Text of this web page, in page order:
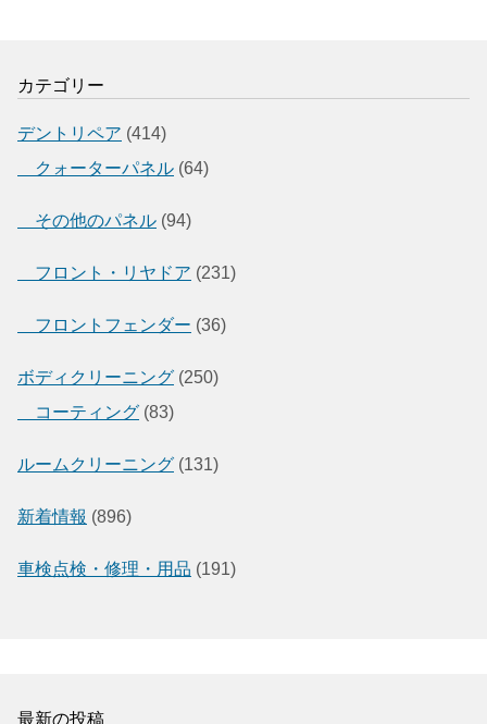
カテゴリー
デントリペア (414)
クォーターパネル (64)
その他のパネル (94)
フロント・リヤドア (231)
フロントフェンダー (36)
ボディクリーニング (250)
コーティング (83)
ルームクリーニング (131)
新着情報 (896)
車検点検・修理・用品 (191)
最新の投稿